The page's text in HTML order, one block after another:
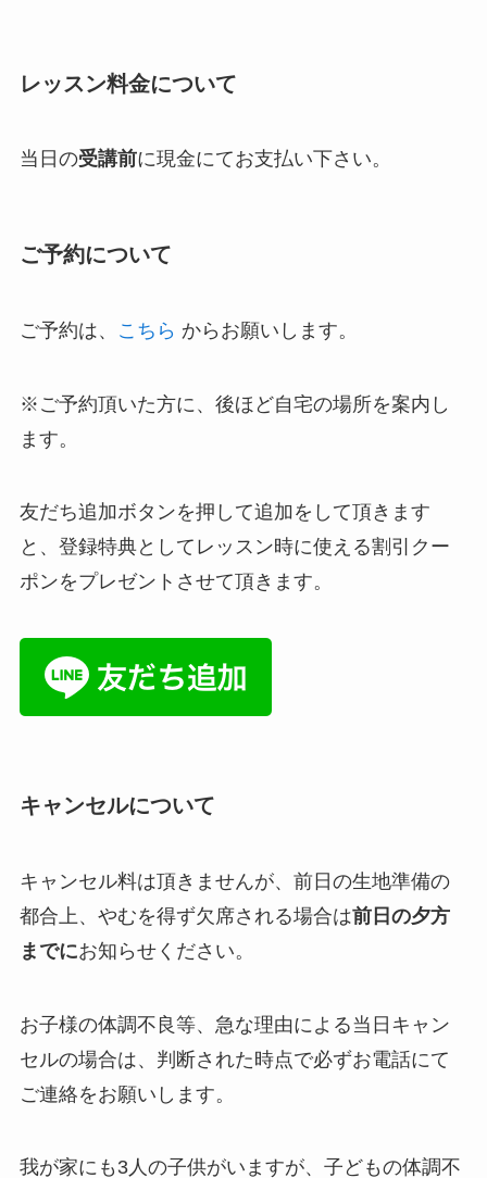
レッスン料金について
当日の受講前に現金にてお支払い下さい。
ご予約について
ご予約は、 こちら からお願いします。
※ご予約頂いた方に、後ほど自宅の場所を案内し
ます。
友だち追加ボタンを押して追加をして頂きます
と、登録特典としてレッスン時に使える割引クー
ポンをプレゼントさせて頂きます。
キャンセルについて
キャンセル料は頂きませんが、前日の生地準備の
都合上、やむを得ず欠席される場合は前日の夕方
までにお知らせください。
お子様の体調不良等、急な理由による当日キャン
セルの場合は、判断された時点で必ずお電話にて
ご連絡をお願いします。
我が家にも3人の子供がいますが、子どもの体調不